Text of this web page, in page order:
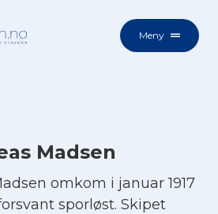
Meny
Madsen
omkom i januar 1917
sporløst. Skipet